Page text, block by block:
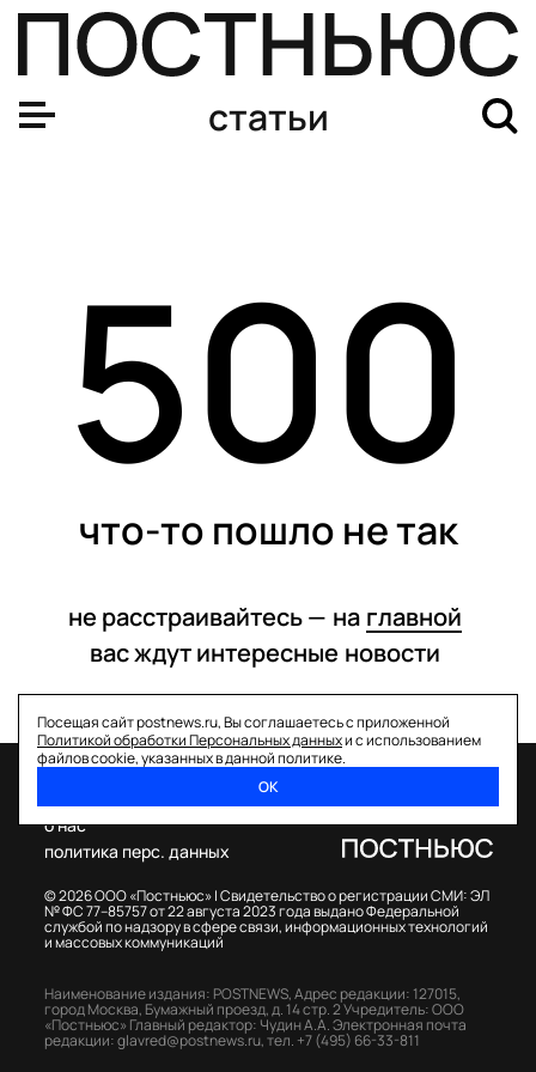
статьи
500
что-то пошло не так
не расстраивайтесь — на главной
вас ждут интересные новости
Посещая сайт postnews.ru, Вы соглашаетесь с приложенной
Политикой обработки Персональных данныхи с использованием
файлов cookie, указанных в данной политике.
ОК
© 2026 ООО «Постньюс» |Свидетельство о регистрации СМИ: ЭЛ
№ ФС 77–85757 от 22 августа 2023 года выдано Федеральной
службой по надзору в сфере связи, информационных технологий
и массовых коммуникаций
о нас
политика перс. данных
Наименование издания: POSTNEWS,Адрес редакции: 127015,
город Москва, Бумажный проезд, д. 14 стр. 2Учредитель: ООО
«Постньюс» Главный редактор: Чудин А.А.Электронная почта
редакции:glavred@postnews.ru,тел. +7 (495) 66-33-811
От картографии до IT: чем занимаются современные